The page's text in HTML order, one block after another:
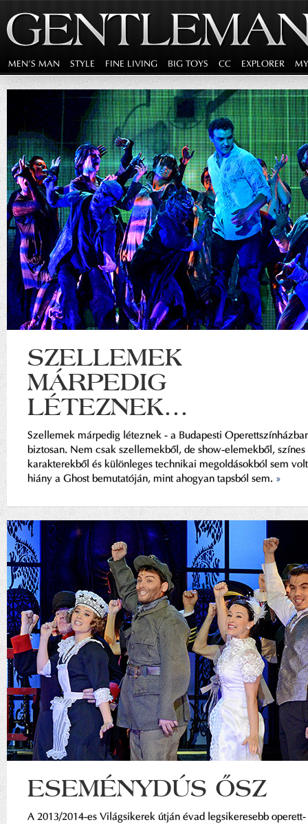
MEN'S MAN STYLE FINE LIVING BIG TOYS CC EXPLORER
SZELLEMEK
MÁRPEDIG
LÉTEZNEK...
Szellemek márpedig léteznek - a Budapesti
biztosan. Nem csak szellemekből, de show-elemekből, színes
karakterekből és különleges technikai megoldásokból sem volt
hiány a Ghost bemutatóján, mint ahogyan tapsból sem. »
ESEMÉNYDÚS ŐSZ
A 2013/2014-es Világsikerek útján évad legsikeresebb operett-